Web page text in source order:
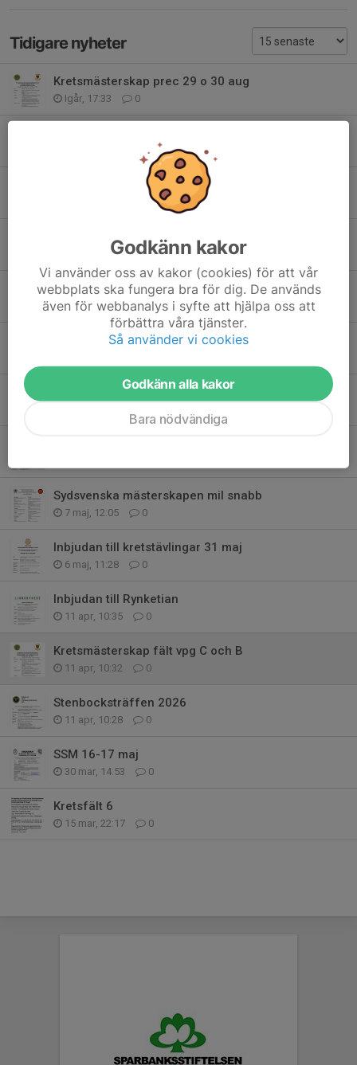
Tidigare nyheter
Kretsmästerskap prec 29 o 30 aug
Igår, 17:33 0
0
Kretsens hemmabanetävling mil. Snabb
Kretsens Hemmabanetävling prec
14 jul, 11:03 0
HEMORTEN! Rikstävlingen militär snabbmatch 2026
4 jul, 12:59 0
Prec lörd 25/7. Mil.snabb sönd.26/7.
Hässleholm bjuder in till Prec.
Sydsvenska mästerskapen mil snabb
7 maj, 12:05 0
Inbjudan till kretstävlingar 31 maj
6 maj, 11:28 0
Inbjudan till Rynketian
11 apr, 10:35 0
Kretsmästerskap fält vpg C och B
11 apr, 10:32 0
Stenbocksträffen 2026
11 apr, 10:28 0
SSM 16-17 maj
30 mar, 14:53 0
Kretsfält 6
15 mar, 22:17 0
Godkänn kakor
Vi använder oss av kakor (cookies) för att vår
webbplats ska fungera bra för dig. De används
även för webbanalys i syfte att hjälpa oss att
förbättra våra tjänster.
Så använder vi cookies
Godkänn alla kakor
Bara nödvändiga